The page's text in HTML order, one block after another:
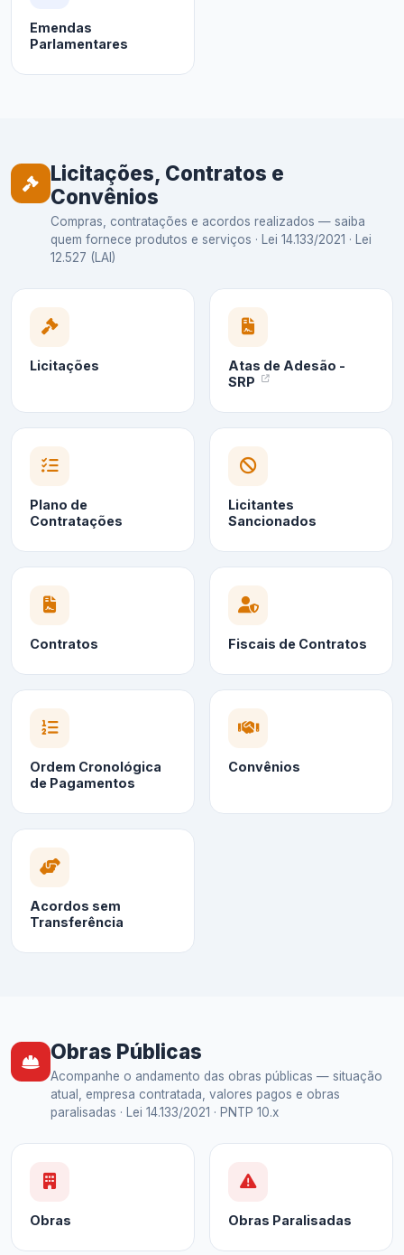
Emendas
Parlamentares
Licitações, Contratos e
Convênios
Compras, contratações e acordos realizados — saiba
quem fornece produtos e serviços · Lei 14.133/2021 · Lei
12.527 (LAI)
Licitações
Atas de Adesão -
SRP
Plano de
Contratações
Licitantes
Sancionados
Contratos Fiscais de Contratos
Ordem Cronológica
de Pagamentos
Convênios
Acordos sem
Transferência
Obras Públicas
Acompanhe o andamento das obras públicas — situação
atual, empresa contratada, valores pagos e obras
paralisadas · Lei 14.133/2021 · PNTP 10.x
Obras Obras Paralisadas